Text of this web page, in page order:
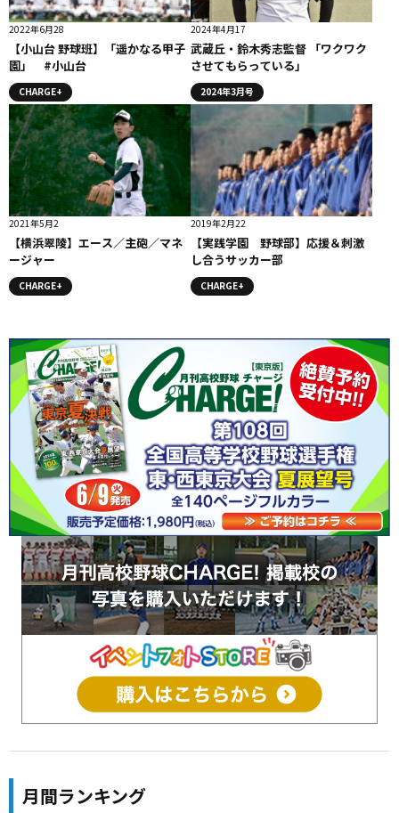
2022年6月28
【小山台 野球班】「遥かなる甲子
園」 #小山台
CHARGE+
2024年4月17
武蔵丘・鈴木秀志監督 「ワクワク
させてもらっている」
2024年3月号
2021年5月2
【横浜翠陵】エース／主砲／マネ
ージャー
CHARGE+
2019年2月22
【実践学園 野球部】応援＆刺激
し合うサッカー部
CHARGE+
月間ランキング